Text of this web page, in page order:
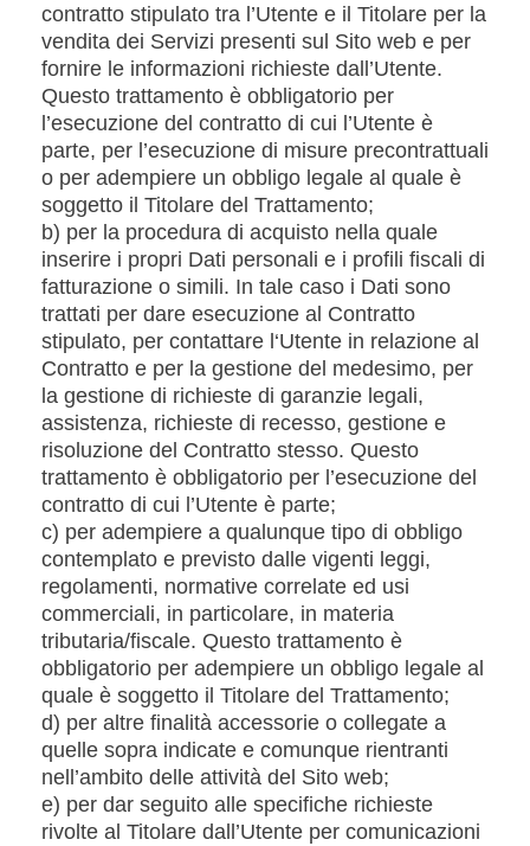
contratto stipulato tra l’Utente e il Titolare per la
vendita dei Servizi presenti sul Sito web e per
fornire le informazioni richieste dall’Utente.
Questo trattamento è obbligatorio per
l’esecuzione del contratto di cui l’Utente è
parte, per l’esecuzione di misure precontrattuali
o per adempiere un obbligo legale al quale è
soggetto il Titolare del Trattamento;
b) per la procedura di acquisto nella quale
inserire i propri Dati personali e i profili fiscali di
fatturazione o simili. In tale caso i Dati sono
trattati per dare esecuzione al Contratto
stipulato, per contattare l‘Utente in relazione al
Contratto e per la gestione del medesimo, per
la gestione di richieste di garanzie legali,
assistenza, richieste di recesso, gestione e
risoluzione del Contratto stesso. Questo
trattamento è obbligatorio per l’esecuzione del
contratto di cui l’Utente è parte;
c) per adempiere a qualunque tipo di obbligo
contemplato e previsto dalle vigenti leggi,
regolamenti, normative correlate ed usi
commerciali, in particolare, in materia
tributaria/fiscale. Questo trattamento è
obbligatorio per adempiere un obbligo legale al
quale è soggetto il Titolare del Trattamento;
d) per altre finalità accessorie o collegate a
quelle sopra indicate e comunque rientranti
nell’ambito delle attività del Sito web;
e) per dar seguito alle specifiche richieste
rivolte al Titolare dall’Utente per comunicazioni